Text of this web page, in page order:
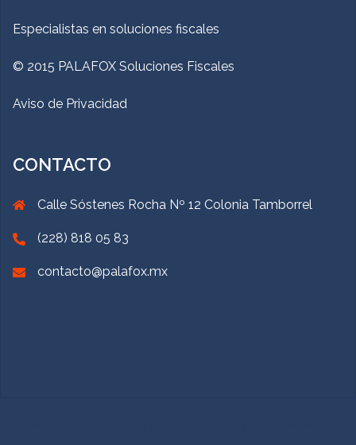
Especialistas en soluciones fiscales
© 2015 PALAFOX Soluciones Fiscales
Aviso de Privacidad
CONTACTO
Calle Sóstenes Rocha Nº 12 Colonia Tamborrel
(228) 818 05 83
contacto@palafox.mx